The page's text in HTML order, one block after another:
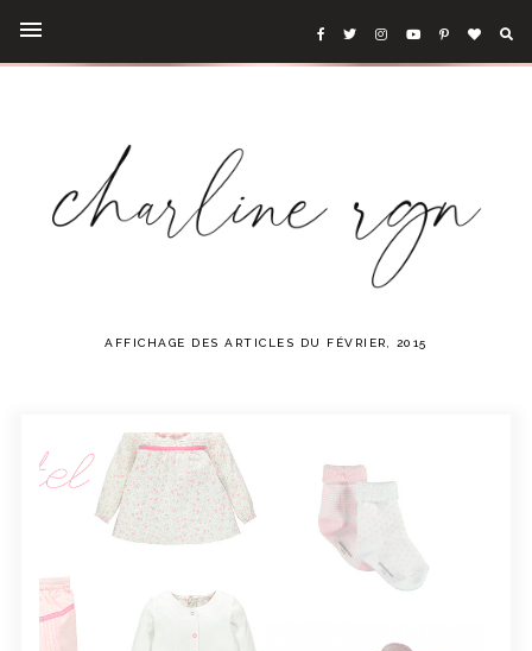
AFFICHAGE DES ARTICLES DU FÉVRIER, 2015